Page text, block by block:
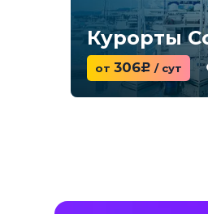
Курорты
от 306c / сут